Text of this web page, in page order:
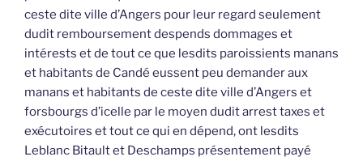
ceste dite ville d’Angers pour leur regard seulement
dudit remboursement despends dommages et
intérests et de tout ce que lesdits paroissients manans
et habitants de Candé eussent peu demander aux
manans et habitants de ceste dite ville d’Angers et
forsbourgs d’icelle par le moyen dudit arrest taxes et
exécutoires et tout ce qui en dépend, ont lesdits
Leblanc Bitault et Deschamps présentement payé